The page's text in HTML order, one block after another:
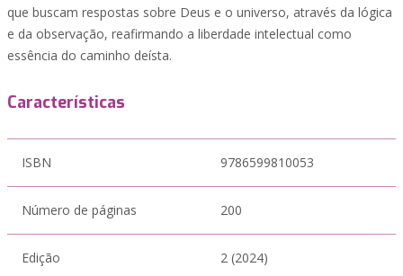
que buscam respostas sobre Deus e o universo, através da lógica
e da observação, reafirmando a liberdade intelectual como
essência do caminho deísta.
Características
ISBN 9786599810053
Número de páginas 200
Edição 2 (2024)